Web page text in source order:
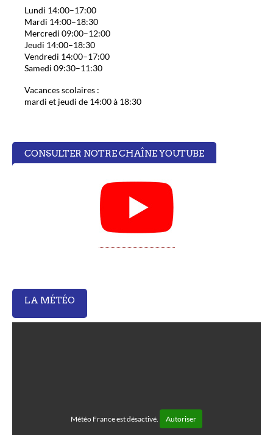
Lundi 14:00–17:00
Mardi 14:00–18:30
Mercredi 09:00–12:00
Jeudi 14:00–18:30
Vendredi 14:00–17:00
Samedi 09:30–11:30
Vacances scolaires :
mardi et jeudi de 14:00 à 18:30
CONSULTER NOTRE CHAÎNE YOUTUBE
LA MÉTÉO
Météo France est désactivé. Autoriser